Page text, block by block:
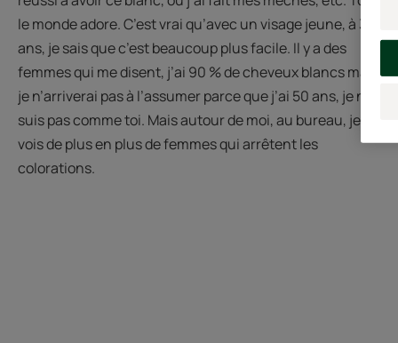
le monde adore. C’est vrai qu’avec un visage jeune, à 30
ans, je sais que c’est beaucoup plus facile. Il y a des
femmes qui me disent, j’ai 90 % de cheveux blancs mais
je n’arriverai pas à l’assumer parce que j’ai 50 ans, je ne
suis pas comme toi. Mais autour de moi, au bureau, je
vois de plus en plus de femmes qui arrêtent les
colorations.